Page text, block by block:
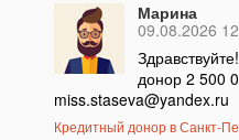
Марина
09.08.2026
донор 2 500
miss.staseva@yandex.ru
Кредитный донор в Санкт-